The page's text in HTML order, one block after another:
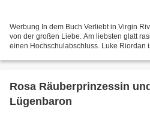
Werbung In dem Buch Verliebt in Virgin
von der großen Liebe. Am liebsten glatt
einen Hochschulabschluss. Luke Riordan
Rosa Räuberprinzessin
Lügenbaron